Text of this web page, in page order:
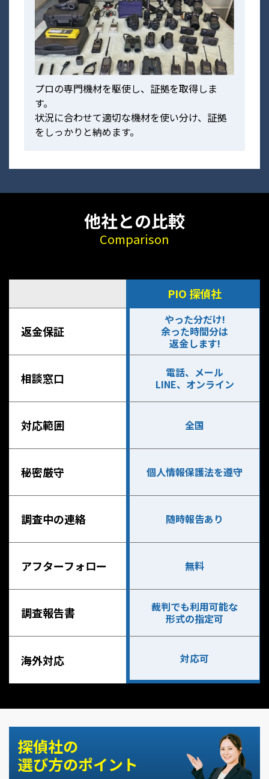
プロの専門機材を駆使し、証拠を取得しま
す。
状況に合わせて適切な機材を使い分け、証拠
をしっかりと納めます。
他社との比較
Comparison
PIO 探偵社
返金保証
やった分だけ!
余った時間分は
返金します!
相談窓口
電話、メール
LINE、オンライン
対応範囲 全国
秘密厳守 個人情報保護法を遵守
調査中の連絡 随時報告あり
アフターフォロー 無料
調査報告書
裁判でも利用可能な
形式の指定可
海外対応 対応可
探偵社の
選び方のポイント